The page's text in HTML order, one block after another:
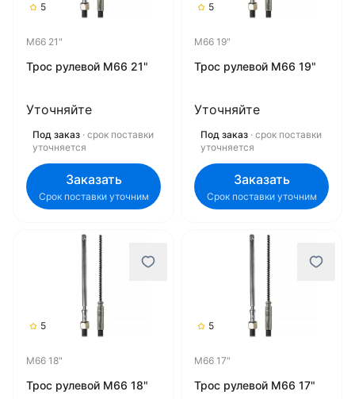
5
M66 21"
Трос рулевой M66 21"
Уточняйте
Под заказ · срок поставки
уточняется
Заказать
Срок поставки уточним
5
M66 19"
Трос рулевой M66 19"
Уточняйте
Под заказ · срок поставки
уточняется
Заказать
Срок поставки уточним
5
M66 18"
Трос рулевой M66 18"
5
M66 17"
Трос рулевой M66 17"